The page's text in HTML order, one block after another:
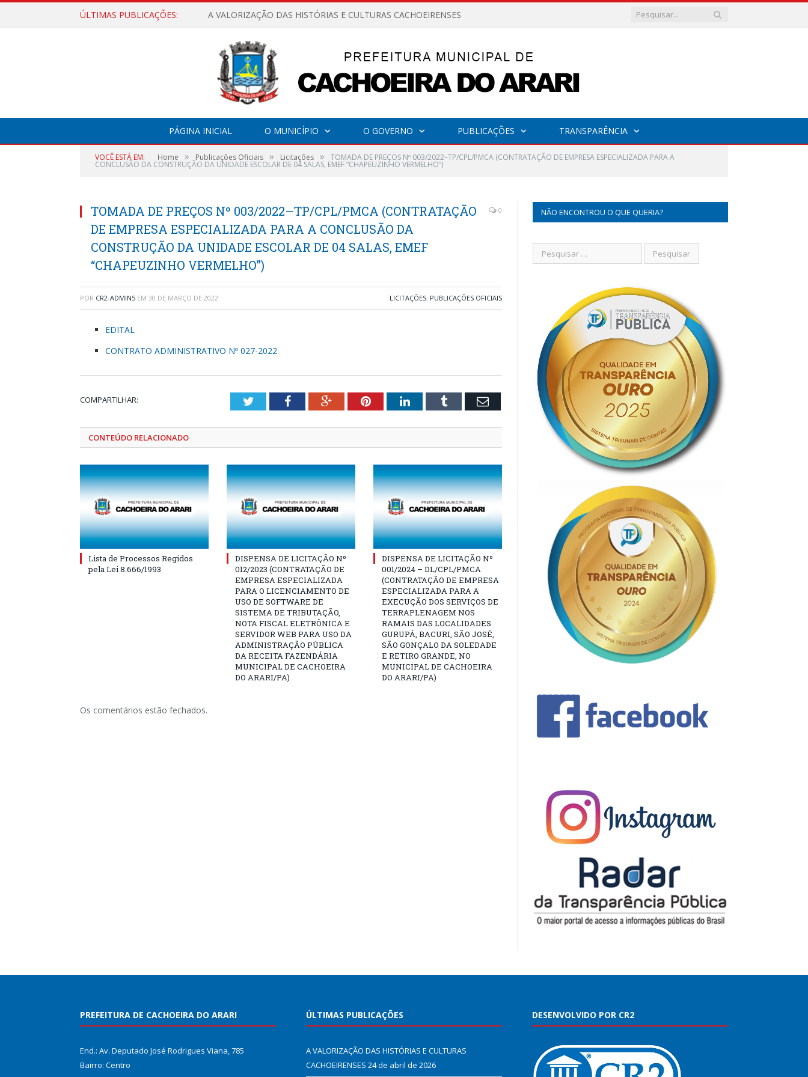
ÚLTIMAS PUBLICAÇÕES: A VALORIZAÇÃO DAS HISTÓRIAS E CULTURAS CACHOEIRENSES
PÁGINA INICIAL O MUNICÍPIO O GOVERNO PUBLICAÇÕES TRANSPARÊNCIA
VOCÊ ESTÁ EM: Home » Publicações Oficiais » Licitações » TOMADA DE PREÇOS Nº 003/2022–TP/CPL/PMCA (CONTRATAÇÃO DE EMPRESA ESPECIALIZADA PARA A
CONCLUSÃO DA CONSTRUÇÃO DA UNIDADE ESCOLAR DE 04 SALAS, EMEF “CHAPEUZINHO VERMELHO”)
TOMADA DE PREÇOS Nº 003/2022–TP/CPL/PMCA (CONTRATAÇÃO
DE EMPRESA ESPECIALIZADA PARA A CONCLUSÃO DA
CONSTRUÇÃO DA UNIDADE ESCOLAR DE 04 SALAS, EMEF
“CHAPEUZINHO VERMELHO”)
0
POR CR2-ADMIN5 EM 30 DE MARÇO DE 2022 LICITAÇÕES, PUBLICAÇÕES OFICIAIS
EDITAL
CONTRATO ADMINISTRATIVO Nº 027-2022
COMPARTILHAR: TwitterFacebookGoogle+PinterestLinkedInTumblr Email
CONTEÚDO RELACIONADO
Lista de Processos Regidos
pela Lei 8.666/1993
DISPENSA DE LICITAÇÃO Nº
012/2023 (CONTRATAÇÃO DE
EMPRESA ESPECIALIZADA
PARA O LICENCIAMENTO DE
USO DE SOFTWARE DE
SISTEMA DE TRIBUTAÇÃO,
NOTA FISCAL ELETRÔNICA E
SERVIDOR WEB PARA USO DA
ADMINISTRAÇÃO PÚBLICA
DA RECEITA FAZENDÁRIA
MUNICIPAL DE CACHOEIRA
DO ARARI/PA)
DISPENSA DE LICITAÇÃO Nº
001/2024 – DL/CPL/PMCA
(CONTRATAÇÃO DE EMPRESA
ESPECIALIZADA PARA A
EXECUÇÃO DOS SERVIÇOS DE
TERRAPLENAGEM NOS
RAMAIS DAS LOCALIDADES
GURUPÁ, BACURI, SÃO JOSÉ,
SÃO GONÇALO DA SOLEDADE
E RETIRO GRANDE, NO
MUNICIPAL DE CACHOEIRA
DO ARARI/PA)
Os comentários estão fechados.
NÃO ENCONTROU O QUE QUERIA?
PREFEITURA DE CACHOEIRA DO ARARI
End.: Av. Deputado José Rodrigues Viana, 785
Bairro: Centro
ÚLTIMAS PUBLICAÇÕES
A VALORIZAÇÃO DAS HISTÓRIAS E CULTURAS
CACHOEIRENSES 24 de abril de 2026
DESENVOLVIDO POR CR2